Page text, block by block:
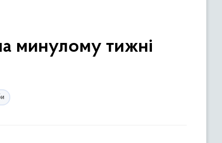
минулому тижні